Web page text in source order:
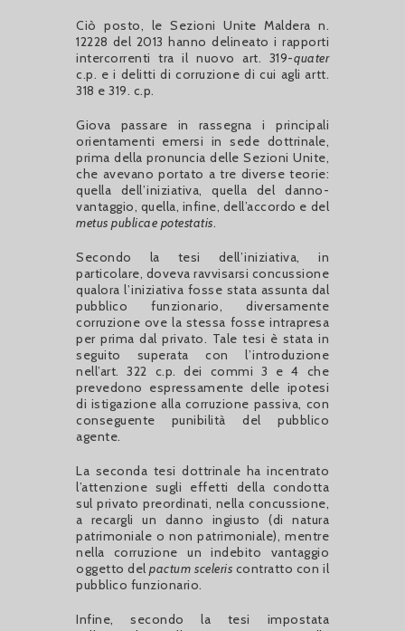
Ciò posto, le Sezioni Unite Maldera n.
12228 del 2013 hanno delineato i rapporti
intercorrenti tra il nuovo art. 319-quater
c.p. e i delitti di corruzione di cui agli artt.
318 e 319. c.p.
Giova passare in rassegna i principali
orientamenti emersi in sede dottrinale,
prima della pronuncia delle Sezioni Unite,
che avevano portato a tre diverse teorie:
quella dell’iniziativa, quella del danno-
vantaggio, quella, infine, dell’accordo e del
metus publicae potestatis.
Secondo la tesi dell’iniziativa, in
particolare, doveva ravvisarsi concussione
qualora l’iniziativa fosse stata assunta dal
pubblico funzionario, diversamente
corruzione ove la stessa fosse intrapresa
per prima dal privato. Tale tesi è stata in
seguito superata con l’introduzione
nell’art. 322 c.p. dei commi 3 e 4 che
prevedono espressamente delle ipotesi
di istigazione alla corruzione passiva, con
conseguente punibilità del pubblico
agente.
La seconda tesi dottrinale ha incentrato
l’attenzione sugli effetti della condotta
sul privato preordinati, nella concussione,
a recargli un danno ingiusto (di natura
patrimoniale o non patrimoniale), mentre
nella corruzione un indebito vantaggio
oggetto delpactum sceleris contratto con il
pubblico funzionario.
Infine, secondo la tesi impostata